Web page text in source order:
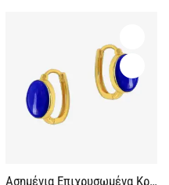
Ασημένια Επιχρυσωμένα Κρικάκια με Λάπις Λάζουλι